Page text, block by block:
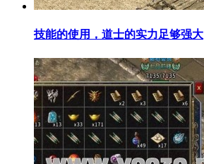
技能的使用，道士的实力足够强大